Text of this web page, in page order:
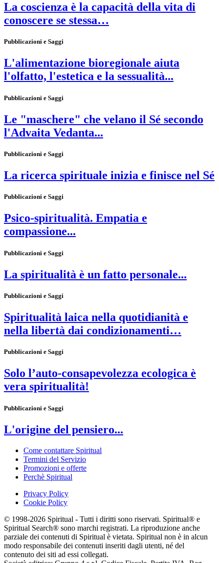
La coscienza è la capacità della vita di
conoscere se stessa…
Pubblicazioni e Saggi
L'alimentazione bioregionale aiuta
l'olfatto, l'estetica e la sessualità...
Pubblicazioni e Saggi
Le "maschere" che velano il Sé secondo
l'Advaita Vedanta...
Pubblicazioni e Saggi
La ricerca spirituale inizia e finisce nel Sé
Pubblicazioni e Saggi
Psico-spiritualità. Empatia e
compassione...
Pubblicazioni e Saggi
La spiritualità è un fatto personale...
Pubblicazioni e Saggi
Spiritualità laica nella quotidianità e
nella libertà dai condizionamenti…
Pubblicazioni e Saggi
Solo l’auto-consapevolezza ecologica è
vera spiritualità!
Pubblicazioni e Saggi
L'origine del pensiero...
Come contattare Spiritual
Termini del Servizio
Promozioni e offerte
Perchè Spiritual
Privacy Policy
Cookie Policy
© 1998-2026 Spiritual - Tutti i diritti sono riservati. Spiritual® e
Spiritual Search® sono marchi registrati. La riproduzione anche
parziale dei contenuti di Spiritual è vietata. Spiritual non è in alcun
modo responsabile dei contenuti inseriti dagli utenti, né del
contenuto dei siti ad essi collegati.